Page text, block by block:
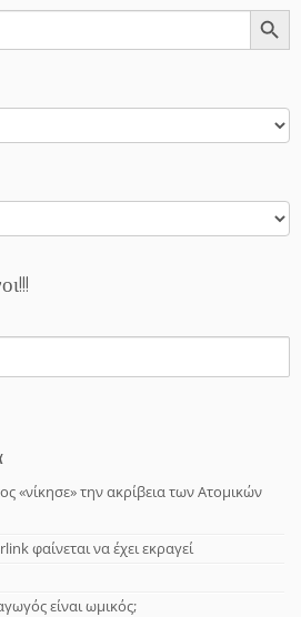
Search Button
«νίκησε» την ακρίβεια των Ατομικών
φαίνεται να έχει εκραγεί
είναι ωμικός;